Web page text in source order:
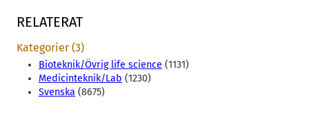
RELATERAT
Kategorier (3)
Bioteknik/Övrig life science (1131)
Medicinteknik/Lab (1230)
Svenska (8675)